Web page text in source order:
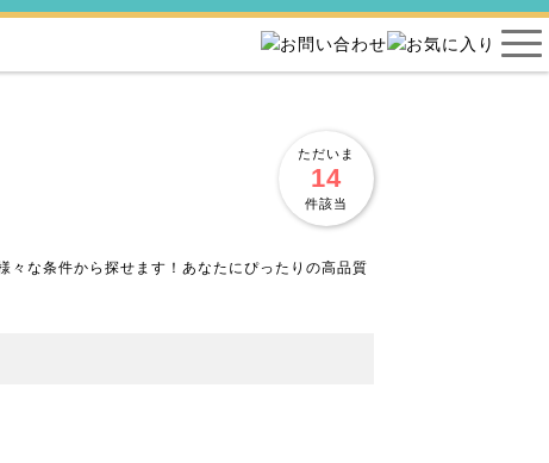
ただいま
14
件該当
々な条件から探せます！あなたにぴったりの高品質